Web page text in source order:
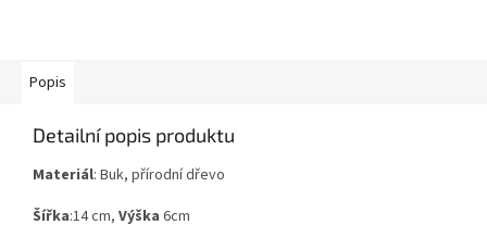
Popis
Detailní popis produktu
Materiál: Buk, přírodní dřevo
Šířka:14 cm, Výška 6cm